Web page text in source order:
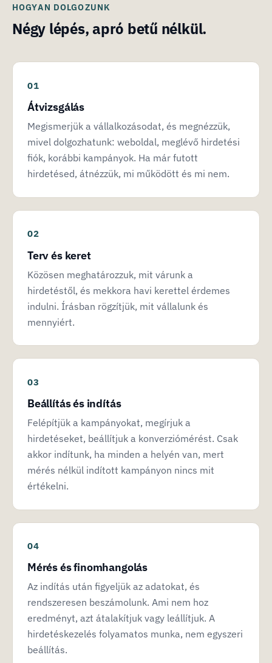
HOGYAN DOLGOZUNK
Négy lépés, apró betű nélkül.
Átvizsgálás
Megismerjük a vállalkozásodat, és megnézzük,
mivel dolgozhatunk: weboldal, meglévő hirdetési
fiók, korábbi kampányok. Ha már futott
hirdetésed, átnézzük, mi működött és mi nem.
Terv és keret
Közösen meghatározzuk, mit várunk a
hirdetéstől, és mekkora havi kerettel érdemes
indulni. Írásban rögzítjük, mit vállalunk és
mennyiért.
Beállítás és indítás
Felépítjük a kampányokat, megírjuk a
hirdetéseket, beállítjuk a konverziómérést. Csak
akkor indítunk, ha minden a helyén van, mert
mérés nélkül indított kampányon nincs mit
értékelni.
Mérés és finomhangolás
Az indítás után figyeljük az adatokat, és
rendszeresen beszámolunk. Ami nem hoz
eredményt, azt átalakítjuk vagy leállítjuk. A
hirdetéskezelés folyamatos munka, nem egyszeri
beállítás.